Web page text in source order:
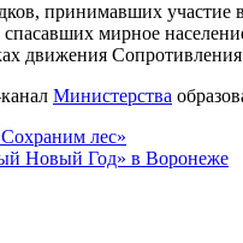
принимавших
мирное
движения
Министерства
лес»
Новый Год» в Воронеже